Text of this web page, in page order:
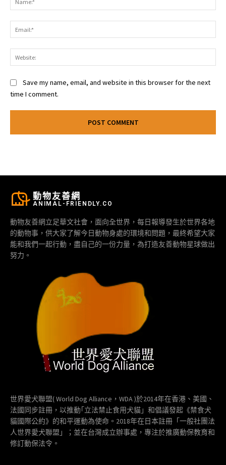
Save my name, email, and website in this browser for the next
time I comment.
動物友善網
ANIMAL-FRIENDLY.CO
動物友善網立足華文社會，面向全世界，每日報導發生於世界各地
的動物事，供大家了解今日動物身處的環境和問題，最終希望大家
能和我們一起行動，盡自己的一份力量，為打造友善動物星球做出
努力。
世界愛犬聯盟( World Dog Alliance，WDA )於2014年在香港、美國、
法國同步註冊，以推動｢立法禁止食用犬貓」和倡議發起《禁食犬
貓國際公約》的和平運動為使命。2018年在日本註冊「一般社團法
人世界愛犬聯盟」；並在台灣成立辦事處，專注於推廣動保教育和
修訂動保法令。